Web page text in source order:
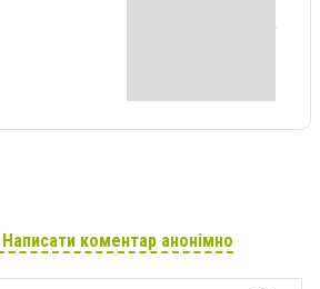
Написати коментар анонімно